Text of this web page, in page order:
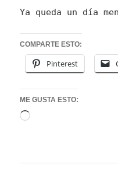
Ya queda un día
COMPARTE ESTO:
Pinterest
ME GUSTA ESTO:
Cargando...